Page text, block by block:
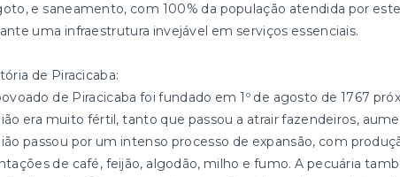
e saneamento, com 100% da população atendida por
uma infraestrutura invejável em serviços essenciais.
de Piracicaba:
de Piracicaba foi fundado em 1º de agosto de 1767
era muito fértil, tanto que passou a atrair fazendeiros,
passou por um intenso processo de expansão, com
de café, feijão, algodão, milho e fumo. A pecuária